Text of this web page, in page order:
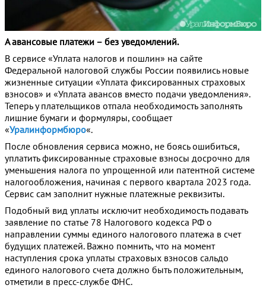
А авансовые платежи – без уведомлений.
В сервисе «Уплата налогов и пошлин» на сайте
Федеральной налоговой службы России появились новые
жизненные ситуации «Уплата фиксированных страховых
взносов» и «Уплата авансов вместо подачи уведомления».
Теперь у плательщиков отпала необходимость заполнять
лишние бумаги и формуляры, сообщает
«Уралинформбюро«.
После обновления сервиса можно, не боясь ошибиться,
уплатить фиксированные страховые взносы досрочно для
уменьшения налога по упрощенной или патентной системе
налогообложения, начиная с первого квартала 2023 года.
Сервис сам заполнит нужные платежные реквизиты.
Подобный вид уплаты исключит необходимость подавать
заявление по статье 78 Налогового кодекса РФ о
направлении суммы единого налогового платежа в счет
будущих платежей. Важно помнить, что на момент
наступления срока уплаты страховых взносов сальдо
единого налогового счета должно быть положительным,
отметили в пресс-службе ФНС.